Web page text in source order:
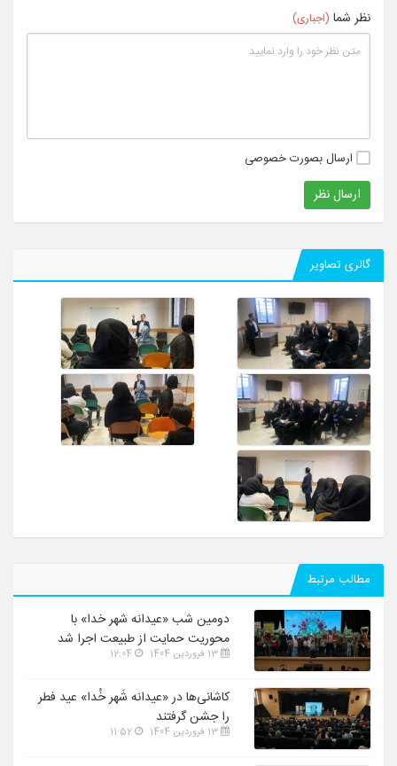
نظر شما (اجباری)
ارسال بصورت خصوصی
ارسال نظر
گالری تصاویر
مطالب مرتبط
دومین شب «عیدانه شهر خدا» با
محوریت حمایت از طبیعت اجرا شد
13 فروردین 1404
کاشانی‌ها در «عیدانه شَهر خُدا» عید فطر
را جشن گرفتند
13 فروردین 1404 11:52